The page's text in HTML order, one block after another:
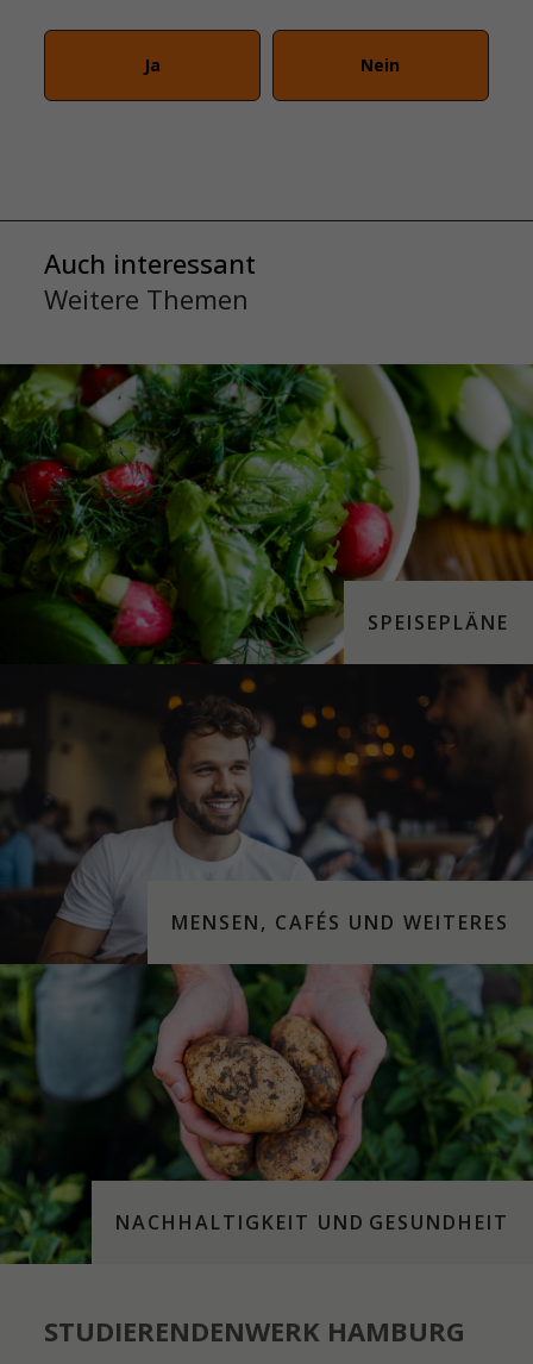
Ja Nein
Auch interessant
Weitere Themen
SPEISEPLÄNE
MENSEN, CAFÉS UND WEITERES
NACHHALTIGKEIT UND GESUNDHEIT
STUDIERENDENWERK HAMBURG